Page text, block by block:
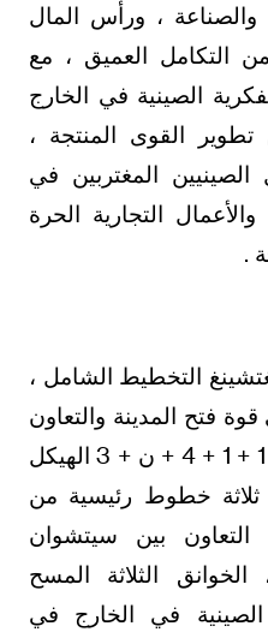
، والصناعة ، ورأس المال
التكامل العميق ، مع
الصينية في الخارج
القوى المنتجة ،
المغتربين في
التجارية الحرة
.
التخطيط الشامل ،
فتح المدينة والتعاون
بحسن نية . المؤتمر اعتمد 1 + 1 + 4 + ن + 3 الهيكل
ثلاثة خطوط رئيسية من
التعاون بين سيتشوان
الثلاثة المسح
الصينية في الخارج في